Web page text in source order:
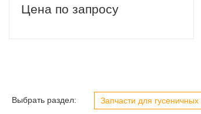
Скидка 5% на первый заказ Скидка 5%
Цена по запросу
Выбрать раздел: Запчасти для гусеничных